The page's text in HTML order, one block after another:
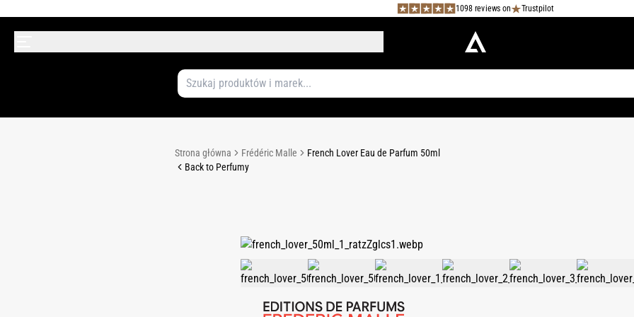
1098 reviews on Trustpilot
Strona główna Frédéric Malle
French Lover Eau de Parfum 50ml
Back to Perfumy